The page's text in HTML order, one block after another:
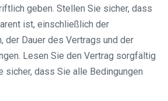
geben. Stellen Sie sicher, dass
ist, einschließlich der
der Dauer des Vertrags und der
Lesen Sie den Vertrag sorgfältig
sicher, dass Sie alle Bedingungen